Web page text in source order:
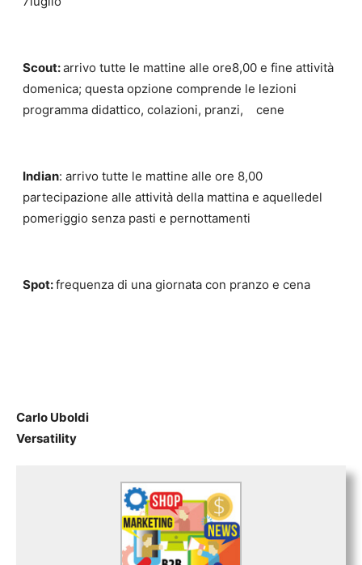
Scout:arrivo tutte le mattine alle ore8,00 e fine attività
domenica; questa opzione comprende le lezioni
programma didattico, colazioni, pranzi, cene
Indian: arrivo tutte le mattine alle ore 8,00
partecipazione alle attività della mattina e aquelledel
pomeriggio senza pasti e pernottamenti
Spot:frequenza di una giornata con pranzo e cena
Carlo Uboldi
Versatility